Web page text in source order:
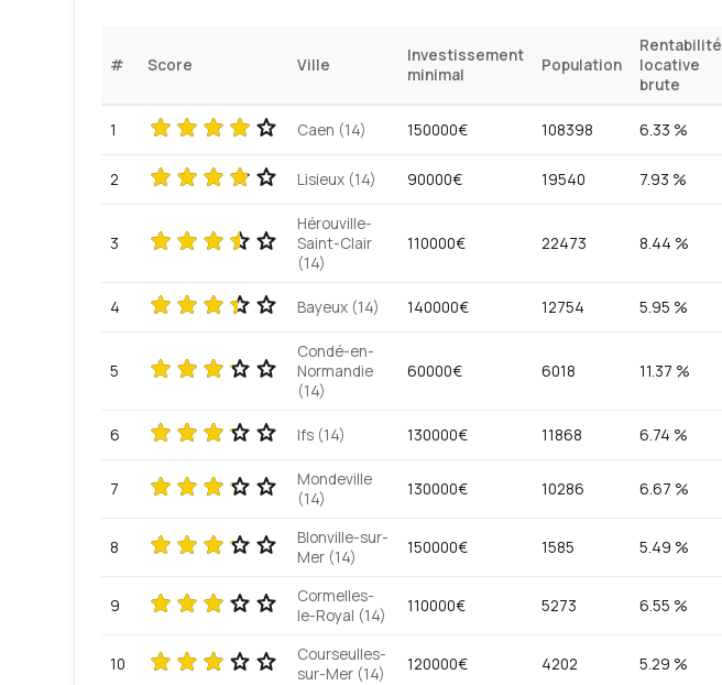
# Score Ville
Investissement
minimal
Population
Rentabilité
locative
brute
1 Caen (14) 150000€ 108398 6.33 %
2 Lisieux (14) 90000€ 19540 7.93 %
3
Hérouville-
Saint-Clair
(14)
110000€ 22473 8.44 %
4 Bayeux (14) 140000€ 12754 5.95 %
5
Condé-en-
Normandie
(14)
60000€ 6018 11.37 %
6 Ifs (14) 130000€ 11868 6.74 %
7
Mondeville
(14)
130000€ 10286 6.67 %
8
Blonville-sur-
Mer (14)
150000€ 1585 5.49 %
9
Cormelles-
le-Royal (14)
110000€ 5273 6.55 %
10
Courseulles-
sur-Mer (14)
120000€ 4202 5.29 %